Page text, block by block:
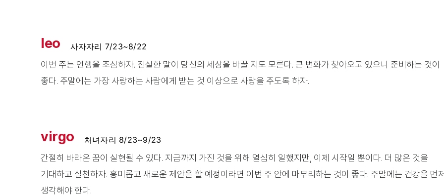
leo 사자자리 7/23~8/22
이번 주는 언행을 조심하자. 진실한 말이 당신의 세상을 바꿀 지도 모른다. 큰 변화가 찾아오고 있으니 준비하는 것이
좋다. 주말에는 가장 사랑하는 사람에게 받는 것 이상으로 사랑을 주도록 하자.
virgo 처녀자리 8/23~9/23
간절히 바라온 꿈이 실현될 수 있다. 지금까지 가진 것을 위해 열심히 일했지만, 이제 시작일 뿐이다. 더 많은 것을
기대하고 실천하자. 흥미롭고 새로운 제안을 할 예정이라면 이번 주 안에 마무리하는 것이 좋다. 주말에는 건강을 먼
생각해야 한다.